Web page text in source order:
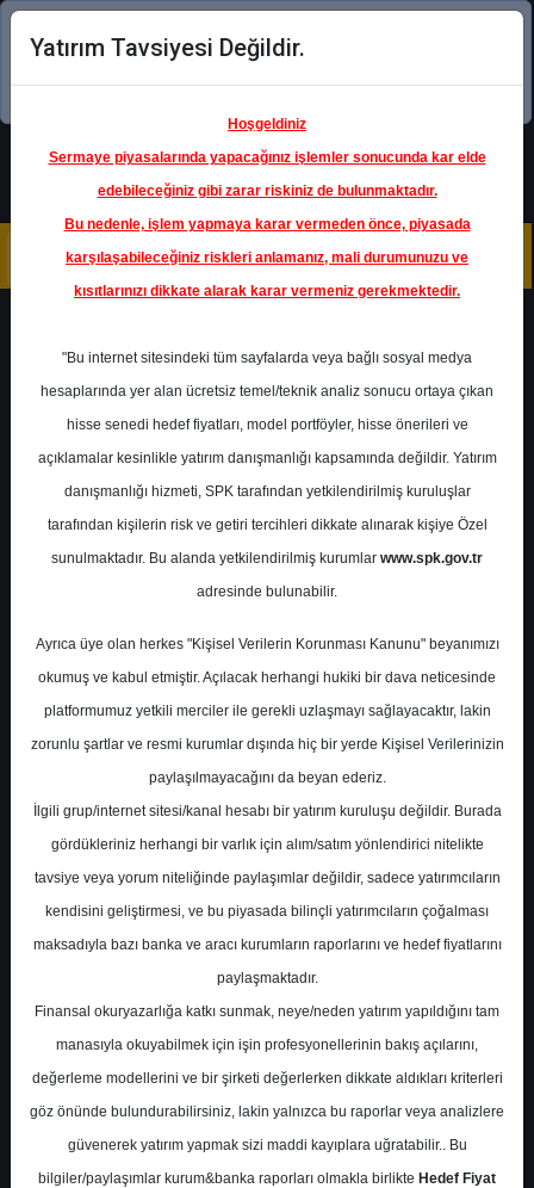
Şimdi uygulamayı indirin!
Ana Sayfa Raporlar
Halk Yatırım
Rapor Detay
Analist Tavsiyeleri ve
Hedef Fiyatları
A- A+
Analist Tavsiyeleri ve Hedef Fiyatları
Pazartesi, 26 Mayıs 2025 00:00
S.No Dosya Adı İndir
1
halk-yatirim-analist-
tavsiyeleri-hedef-fiyatlar-
425949
İlgili
Dosyayı
İndir
Yatırım Tavsiyesi Değildir.
Hoşgeldiniz
Sermaye piyasalarında yapacağınız işlemler sonucunda kar elde
edebileceğiniz gibi zarar riskiniz de bulunmaktadır.
Bu nedenle, işlem yapmaya karar vermeden önce, piyasada
karşılaşabileceğiniz riskleri anlamanız, mali durumunuzu ve
kısıtlarınızı dikkate alarak karar vermeniz gerekmektedir.
"Bu internet sitesindeki tüm sayfalarda veya bağlı sosyal medya
hesaplarında yer alan ücretsiz temel/teknik analiz sonucu ortaya çıkan
hisse senedi hedef fiyatları, model portföyler, hisse önerileri ve
açıklamalar kesinlikle yatırım danışmanlığı kapsamında değildir. Yatırım
danışmanlığı hizmeti, SPK tarafından yetkilendirilmiş kuruluşlar
tarafından kişilerin risk ve getiri tercihleri dikkate alınarak kişiye Özel
sunulmaktadır. Bu alanda yetkilendirilmiş kurumlar www.spk.gov.tr
adresinde bulunabilir.
Ayrıca üye olan herkes "Kişisel Verilerin Korunması Kanunu" beyanımızı
okumuş ve kabul etmiştir. Açılacak herhangi hukiki bir dava neticesinde
platformumuz yetkili merciler ile gerekli uzlaşmayı sağlayacaktır, lakin
zorunlu şartlar ve resmi kurumlar dışında hiç bir yerde Kişisel Verilerinizin
paylaşılmayacağını da beyan ederiz.
İlgili grup/internet sitesi/kanal hesabı bir yatırım kuruluşu değildir. Burada
gördükleriniz herhangi bir varlık için alım/satım yönlendirici nitelikte
tavsiye veya yorum niteliğinde paylaşımlar değildir, sadece yatırımcıların
kendisini geliştirmesi, ve bu piyasada bilinçli yatırımcıların çoğalması
maksadıyla bazı banka ve aracı kurumların raporlarını ve hedef fiyatlarını
paylaşmaktadır.
Finansal okuryazarlığa katkı sunmak, neye/neden yatırım yapıldığını tam
manasıyla okuyabilmek için işin profesyonellerinin bakış açılarını,
değerleme modellerini ve bir şirketi değerlerken dikkate aldıkları kriterleri
göz önünde bulundurabilirsiniz, lakin yalnızca bu raporlar veya analizlere
güvenerek yatırım yapmak sizi maddi kayıplara uğratabilir.. Bu
bilgiler/paylaşımlar kurum&banka raporları olmakla birlikte Hedef Fiyat